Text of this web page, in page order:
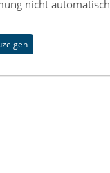
nicht automatisch